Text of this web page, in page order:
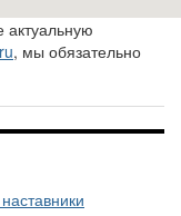
актуальную
, мы обязательно